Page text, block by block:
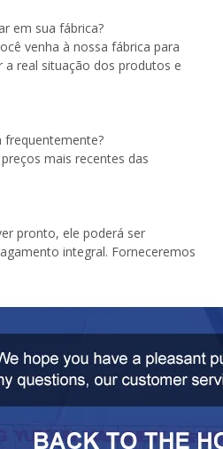
em sua fábrica?
venha à nossa fábrica para
a real situação dos produtos e
frequentemente?
mais recentes das
pronto, ele poderá ser
integral. Forneceremos